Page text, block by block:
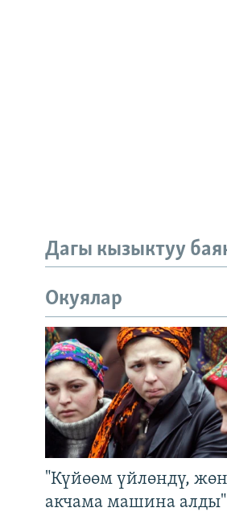
Дагы кызыктуу
Окуялар
"Күйөөм үйлөндү,
акчама машина